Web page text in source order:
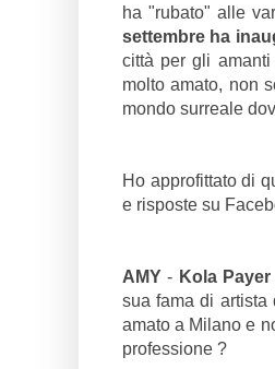
ha "rubato" alle
settembre ha
città per gli amanti
molto amato, non
mondo surreale
Ho approfittato di
e risposte su
AMY - Kola
sua fama di artista
amato a Milano e
professione ?